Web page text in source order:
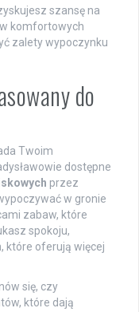
szansę na
w komfortowych
zalety wypoczynku
do
Twoim
dostępne
przez
w gronie
zabaw, które
spokoju,
które oferują więcej
się, czy
które dają